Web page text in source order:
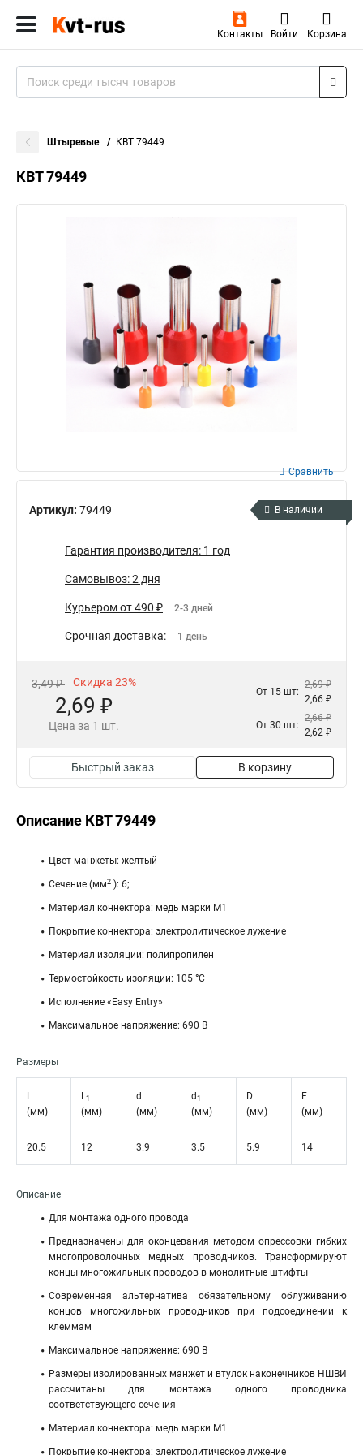
Контакты Войти Корзина
Штыревые КВТ 79449
КВТ 79449
Артикул: 79449
Сравнить
В наличии
Гарантия производителя: 1 год
Самовывоз: 2 дня
Курьером от 490 ₽ 2-3 дней
Срочная доставка: 1 день
3,49 ₽ Скидка 23%
2,69 ₽
Цена за 1 шт.
От 15 шт:
2,69 ₽
2,66 ₽
От 30 шт:
2,66 ₽
2,62 ₽
Быстрый заказ В корзину
Описание КВТ 79449
Цвет манжеты: желтый
Сечение (мм2 ): 6;
Материал коннектора: медь марки М1
Покрытие коннектора: электролитическое лужение
Материал изоляции: полипропилен
Термостойкость изоляции: 105 °C
Исполнение «Easy Entry»
Максимальное напряжение: 690 В
Размеры
L
(мм)
L1
(мм)
d
(мм)
d 1
(мм)
D
(мм)
F
(мм)
20.5 12 3.9 3.5 5.9 14
Описание
Для монтажа одного провода
Предназначены для оконцевания методом опрессовки гибких
многопроволочных медных проводников. Трансформируют
концы многожильных проводов в монолитные штифты
Современная альтернатива обязательному облуживанию
концов многожильных проводников при подсоединении к
клеммам
Максимальное напряжение: 690 В
Размеры изолированных манжет и втулок наконечников НШВИ
рассчитаны для монтажа одного проводника
соответствующего сечения
Материал коннектора: медь марки М1
Покрытие коннектора: электролитическое лужение